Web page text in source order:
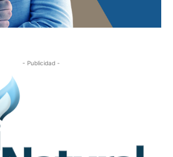
- Publicidad -